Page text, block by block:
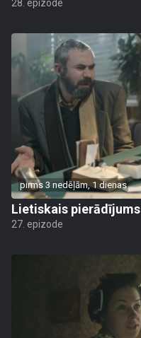
28. epizode
pirms 3 nedēļām, 1 dienas
Lietiskais pierādījums
27. epizode